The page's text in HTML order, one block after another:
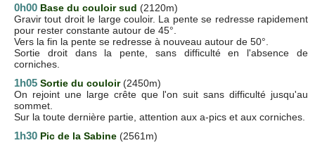
0h00 Base du couloir sud (2120m)
Gravir tout droit le large couloir. La pente se redresse rapidement
pour rester constante autour de 45°.
Vers la fin la pente se redresse à nouveau autour de 50°.
Sortie droit dans la pente, sans difficulté en l'absence de
corniches.
1h05 Sortie du couloir (2450m)
On rejoint une large crête que l'on suit sans difficulté jusqu'au
sommet.
Sur la toute dernière partie, attention aux a-pics et aux corniches.
1h30 Pic de la Sabine (2561m)